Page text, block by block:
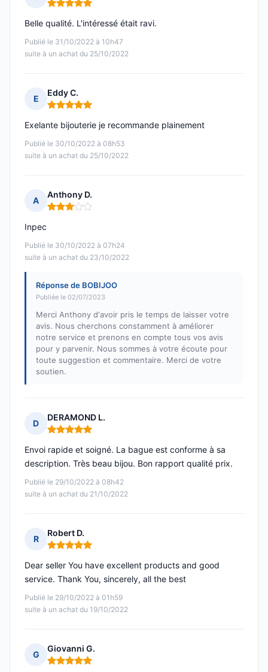
Note : 5 sur 5
Publié le 31/10/2022 à 10h47
suite à un achat du 25/10/2022
Belle qualité. L'intéressé était ravi.
E
Eddy C.
Note : 5 sur 5
Publié le 30/10/2022 à 08h53
suite à un achat du 25/10/2022
Exelante bijouterie je recommande plainement
A
Anthony D.
Note : 3 sur 5
Publié le 30/10/2022 à 07h24
suite à un achat du 23/10/2022
Inpec
Réponse de BOBIJOO
Publiée le 02/07/2023
Merci Anthony d'avoir pris le temps de laisser votre
avis. Nous cherchons constamment à améliorer
notre service et prenons en compte tous vos avis
pour y parvenir. Nous sommes à votre écoute pour
toute suggestion et commentaire. Merci de votre
soutien.
D
DERAMOND L.
Note : 5 sur 5
Publié le 29/10/2022 à 08h42
suite à un achat du 21/10/2022
Envoi rapide et soigné. La bague est conforme à sa
description. Très beau bijou. Bon rapport qualité prix.
R
Robert D.
Note : 5 sur 5
Publié le 29/10/2022 à 01h59
suite à un achat du 19/10/2022
Dear seller You have excellent products and good
service. Thank You, sincerely, all the best
G
Giovanni G.
Note : 5 sur 5